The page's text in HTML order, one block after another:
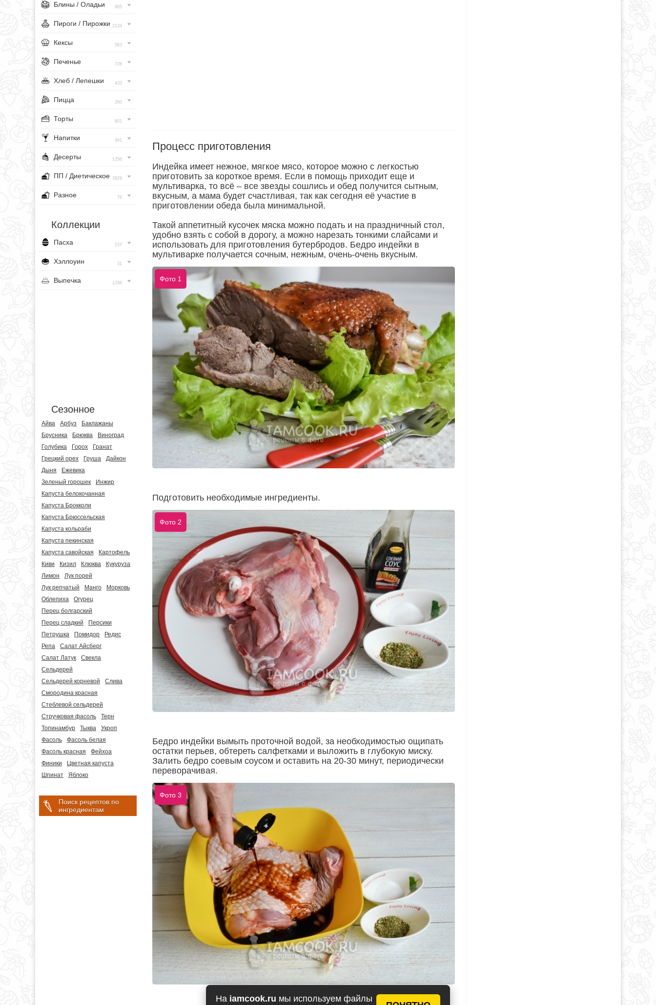
На iamcook.ru мы используем файлы
Блины / Оладьи 965
Пироги / Пирожки 2134
Кексы 563
Печенье 728
Хлеб / Лепешки 433
Пицца 260
Торты 801
Напитки 491
Десерты 1256
ПП / Диетическое 3929
Разное 76
Коллекции
Пасха 237
Хэллоуин 31
Выпечка 1296
Сезонное
Айва Арбуз
Баклажаны
Брусника
Брюква
Виноград
Голубика
Горох
Гранат
Грецкий орех
Груша
Дайкон
Дыня
Ежевика
Зеленый горошек
Инжир
Капуста белокочанная
Капуста Брокколи
Капуста Брюссельская
Капуста кольраби
Капуста пекинская
Капуста савойская
Картофель
Киви
Кизил Клюква
Кукуруза
Лимон
Лук порей
Лук репчатый
Манго
Морковь
Облепиха
Огурец
Перец болгарский
Перец сладкий
Персики
Петрушка
Помидор
Редис
Репа
Салат Айсберг
Салат Латук
Свекла
Сельдерей
Сельдерей корневой
Слива
Смородина красная
Стеблевой сельдерей
Стручковая фасоль
Терн
Топинамбур
Тыква
Укроп
Фасоль
Фасоль белая
Фасоль красная
Фейхоа
Финики
Цветная капуста
Шпинат
Яблоко
Поиск рецептов по
ингредиентам
Процесс приготовления
Индейка имеет нежное, мягкое мясо, которое можно с легкостью
приготовить за короткое время. Если в помощь приходит еще и
мультиварка, то всё – все звезды сошлись и обед получится сытным,
вкусным, а мама будет счастливая, так как сегодня её участие в
приготовлении обеда была минимальной.
Такой аппетитный кусочек мяска можно подать и на праздничный стол,
удобно взять с собой в дорогу, а можно нарезать тонкими слайсами и
использовать для приготовления бутербродов. Бедро индейки в
мультиварке получается сочным, нежным, очень-очень вкусным.
Фото 1
Подготовить необходимые ингредиенты.
Фото 2
Бедро индейки вымыть проточной водой, за необходимостью ощипать
остатки перьев, обтереть салфетками и выложить в глубокую миску.
Залить бедро соевым соусом и оставить на 20-30 минут, периодически
переворачивая.
Фото 3